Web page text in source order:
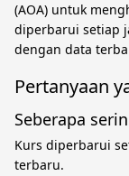
(AOA) untuk
diperbarui setiap
dengan data
Pertanyaan
Seberapa
Kurs diperbarui
terbaru.